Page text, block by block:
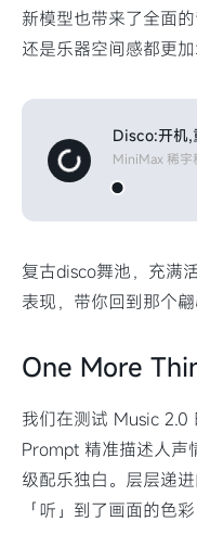
新模型也带来了全面
还是乐器空间感都更
Disco:开机,
MiniMax 稀宇
复古disco舞池，充满
表现，带你回到那个
One More
我们在测试 Music 2.0
Prompt 精准描述人声
级配乐独白。层层递
「听」到了画面的色彩